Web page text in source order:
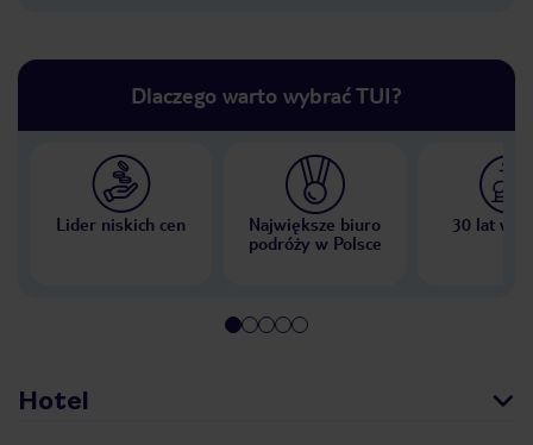
Dlaczego warto wybrać TUI?
Lider niskich cen
Największe biuro
podróży w Polsce
30 lat w
Hotel